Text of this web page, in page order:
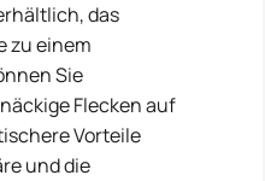
das
zu einem
Sie
Flecken auf
Vorteile
und die